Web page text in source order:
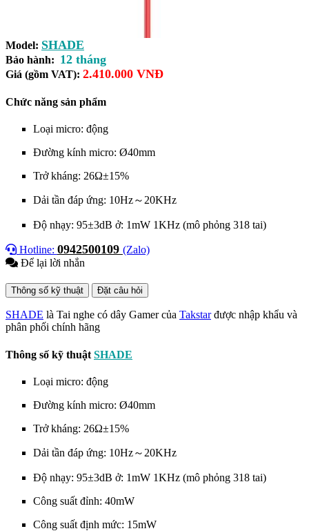
Model: SHADE
Bảo hành: 12 tháng
Giá (gồm VAT): 2.410.000 VNĐ
Chức năng sản phẩm
Loại micro: động
Đường kính micro: Ø40mm
Trở kháng: 26Ω±15%
Dải tần đáp ứng: 10Hz～20KHz
Độ nhạy: 95±3dB ở: 1mW 1KHz (mô phỏng 318 tai)
Hotline: 0942500109 (Zalo)
Để lại lời nhắn
Thông số kỹ thuật Đặt câu hỏi
SHADE là Tai nghe có dây Gamer của Takstarđược nhập khẩu và
phân phối chính hãng
Thông số kỹ thuật SHADE
Loại micro: động
Đường kính micro: Ø40mm
Trở kháng: 26Ω±15%
Dải tần đáp ứng: 10Hz～20KHz
Độ nhạy: 95±3dB ở: 1mW 1KHz (mô phỏng 318 tai)
Công suất đỉnh: 40mW
Công suất định mức: 15mW